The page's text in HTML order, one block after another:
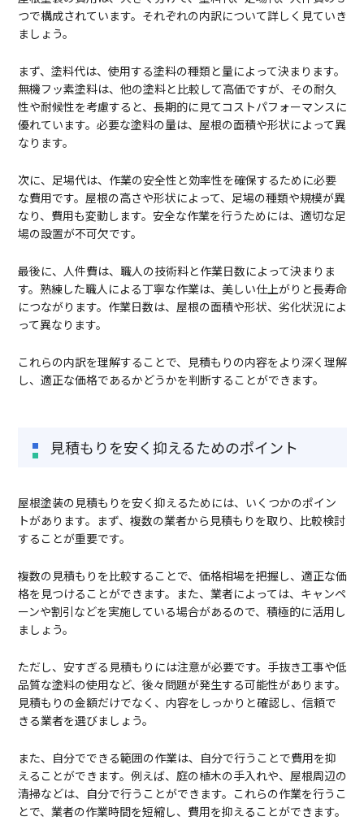
つで構成されています。それぞれの内訳について詳しく見ていき
ましょう。
まず、塗料代は、使用する塗料の種類と量によって決まります。
無機フッ素塗料は、他の塗料と比較して高価ですが、その耐久
性や耐候性を考慮すると、長期的に見てコストパフォーマンスに
優れています。必要な塗料の量は、屋根の面積や形状によって異
なります。
次に、足場代は、作業の安全性と効率性を確保するために必要
な費用です。屋根の高さや形状によって、足場の種類や規模が異
なり、費用も変動します。安全な作業を行うためには、適切な足
場の設置が不可欠です。
最後に、人件費は、職人の技術料と作業日数によって決まりま
す。熟練した職人による丁寧な作業は、美しい仕上がりと長寿命
につながります。作業日数は、屋根の面積や形状、劣化状況によ
って異なります。
これらの内訳を理解することで、見積もりの内容をより深く理解
し、適正な価格であるかどうかを判断することができます。
見積もりを安く抑えるためのポイント
屋根塗装の見積もりを安く抑えるためには、いくつかのポイン
トがあります。まず、複数の業者から見積もりを取り、比較検討
することが重要です。
複数の見積もりを比較することで、価格相場を把握し、適正な価
格を見つけることができます。また、業者によっては、キャンペ
ーンや割引などを実施している場合があるので、積極的に活用し
ましょう。
ただし、安すぎる見積もりには注意が必要です。手抜き工事や低
品質な塗料の使用など、後々問題が発生する可能性があります。
見積もりの金額だけでなく、内容をしっかりと確認し、信頼で
きる業者を選びましょう。
また、自分でできる範囲の作業は、自分で行うことで費用を抑
えることができます。例えば、庭の植木の手入れや、屋根周辺の
清掃などは、自分で行うことができます。これらの作業を行うこ
とで、業者の作業時間を短縮し、費用を抑えることができます。